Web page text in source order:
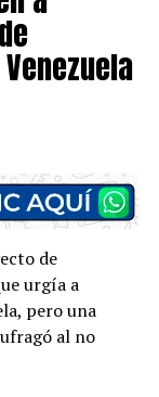
de
urgía a
pero una
al no